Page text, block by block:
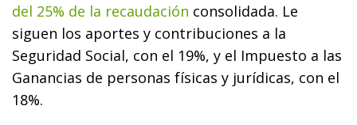
del 25% de la recaudación consolidada. Le
siguen los aportes y contribuciones a la
Seguridad Social, con el 19%, y el Impuesto a las
Ganancias de personas físicas y jurídicas, con el
18%.